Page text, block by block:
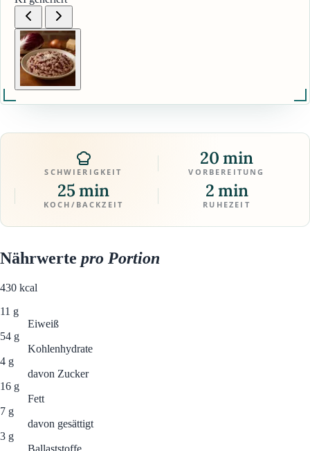
SCHWIERIGKEIT
20 min
VORBEREITUNG
25 min
KOCH/BACKZEIT
2 min
RUHEZEIT
Nährwerte pro Portion
430 kcal
11 g
Eiweiß
54 g
Kohlenhydrate
4 g
davon Zucker
16 g
Fett
7 g
davon gesättigt
3 g
Ballaststoffe